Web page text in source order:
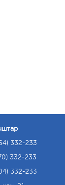
332-233
332-233
332-233